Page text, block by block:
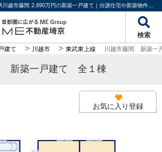
川越市藤間 新築一戸建て 全１棟 埼玉県川越市藤間 2,690万円の新築一戸建て｜分譲住宅や新築物件｜ME不動産埼京
検索
建て > 川越市 > 東武東上線 川越市藤間 新築一
新築一戸建て 全１棟
お気に入り登録